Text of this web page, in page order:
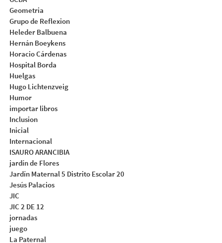
Geometria
Grupo de Reflexion
Heleder Balbuena
Hernán Boeykens
Horacio Cárdenas
Hospital Borda
Huelgas
Hugo Lichtenzveig
Humor
importar libros
Inclusion
Inicial
Internacional
ISAURO ARANCIBIA
jardín de Flores
Jardín Maternal 5 Distrito Escolar 20
Jesús Palacios
JIC
JIC 2 DE 12
jornadas
juego
La Paternal